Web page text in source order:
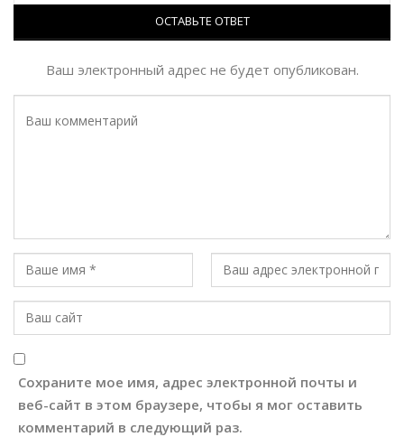
ОСТАВЬТЕ ОТВЕТ
Ваш электронный адрес не будет опубликован.
Сохраните мое имя, адрес электронной почты и
веб-сайт в этом браузере, чтобы я мог оставить
комментарий в следующий раз.